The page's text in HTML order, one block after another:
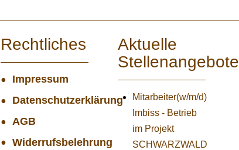
Rechtliches
Impressum
Datenschutzerklärung
AGB
Widerrufsbelehrung
Aktuelle
Stellenangebote
Mitarbeiter(w/m/d)
Imbiss - Betrieb
im Projekt
SCHWARZWALD